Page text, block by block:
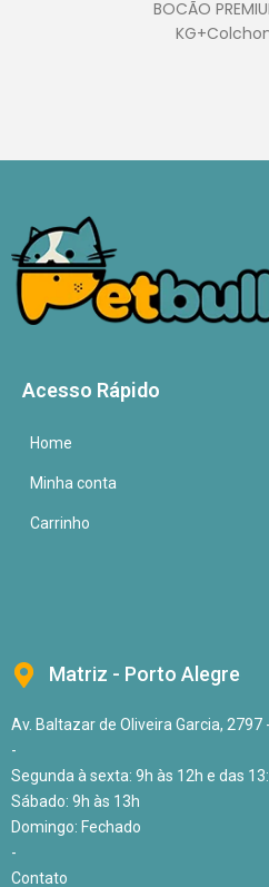
BOCÃO
Acesso Rápido
Home
Minha conta
Carrinho
Matriz - Porto Alegre
Av. Baltazar de Oliveira Garcia, 2797
-
Segunda à sexta: 9h às 12h e das
Sábado: 9h às 13h
Domingo: Fechado
-
Contato